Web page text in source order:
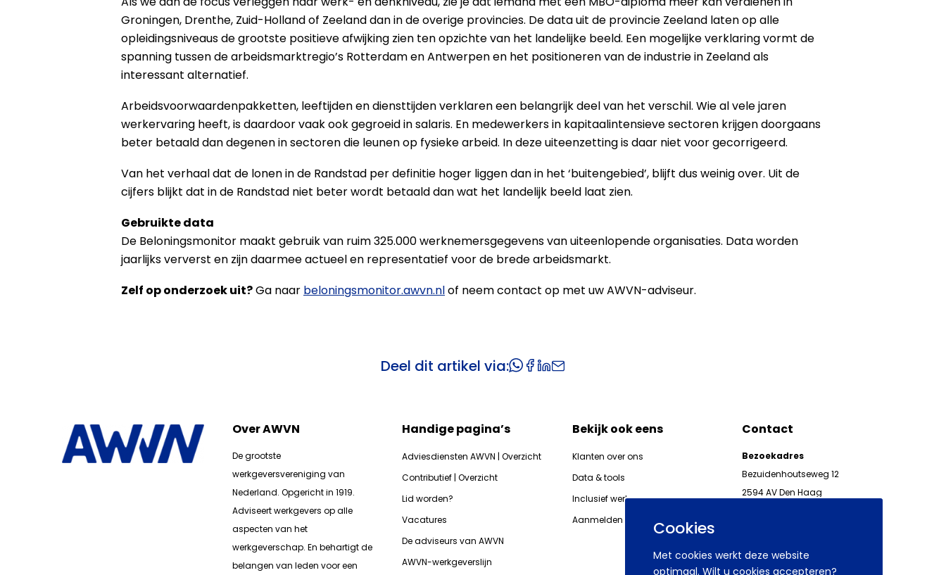
Cookies
Met cookies werkt deze website
optimaal. Wilt u cookies accepteren?
Groningen, Drenthe, Zuid-Holland of Zeeland dan in de overige provincies. De data uit de provincie Zeeland laten op alle
opleidingsniveaus de grootste positieve afwijking zien ten opzichte van het landelijke beeld. Een mogelijke verklaring vormt de
spanning tussen de arbeidsmarktregio’s Rotterdam en Antwerpen en het positioneren van de industrie in Zeeland als
interessant alternatief.
Arbeidsvoorwaardenpakketten, leeftijden en diensttijden verklaren een belangrijk deel van het verschil. Wie al vele jaren
werkervaring heeft, is daardoor vaak ook gegroeid in salaris. En medewerkers in kapitaalintensieve sectoren krijgen doorgaans
beter betaald dan degenen in sectoren die leunen op fysieke arbeid. In deze uiteenzetting is daar niet voor gecorrigeerd.
Van het verhaal dat de lonen in de Randstad per definitie hoger liggen dan in het ‘buitengebied’, blijft dus weinig over. Uit de
cijfers blijkt dat in de Randstad niet beter wordt betaald dan wat het landelijk beeld laat zien.
Gebruikte data
De Beloningsmonitor maakt gebruik van ruim 325.000 werknemersgegevens van uiteenlopende organisaties. Data worden
jaarlijks ververst en zijn daarmee actueel en representatief voor de brede arbeidsmarkt.
Zelf op onderzoek uit?Ga naar beloningsmonitor.awvn.nlof neem contact op met uw AWVN-adviseur.
Deel dit artikel via:
Over AWVN
De grootste
werkgeversvereniging van
Nederland. Opgericht in 1919.
Adviseert werkgevers op alle
aspecten van het
werkgeverschap. En behartigt de
belangen van leden voor een
Handige pagina’s
Adviesdiensten AWVN | Overzicht
Contributief | Overzicht
Lid worden?
Vacatures
De adviseurs van AWVN
AWVN-werkgeverslijn
Bekijk ook eens
Klanten over ons
Data & tools
Inclusief werkgeven
Aanmelden nieuwsbrieven AWVN
Contact
Bezoekadres
Bezuidenhoutseweg 12
2594 AV Den Haag
werkgeverslijn@awvn.nl